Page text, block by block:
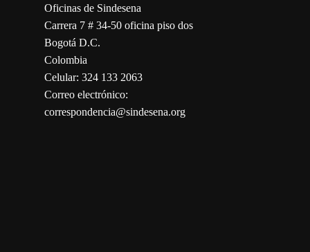
Oficinas de Sindesena
Carrera 7 # 34-50 oficina piso dos
Bogotá D.C.
Colombia
Celular: 324 133 2063
Correo electrónico:
correspondencia@sindesena.org